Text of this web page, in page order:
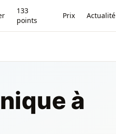
133
points
Prix Actualité
à